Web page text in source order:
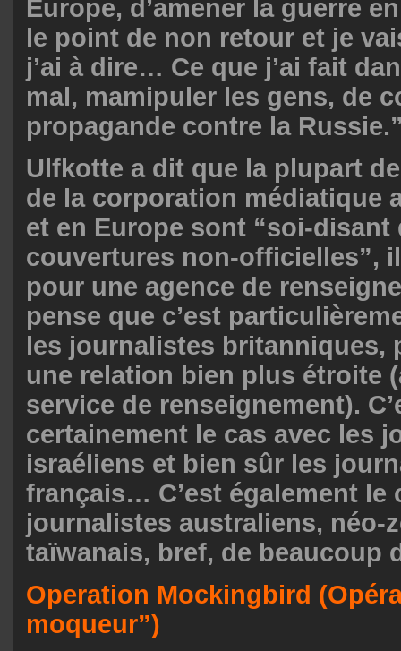
Europe, d’amener la guerre
le point de non retour et je
j’ai à dire… Ce que j’ai fait
mal, mamipuler les gens, de
propagande contre la
Ulfkotte a dit que la plupart
de la corporation médiatique
et en Europe sont “soi-disant
couvertures non-officielles”,
pour une agence de
pense que c’est
les journalistes britanniques,
une relation bien plus étroite
service de renseignement).
certainement le cas avec les
israéliens et bien sûr les
français… C’est également le
journalistes australiens, néo-
taïwanais, bref, de beaucoup
Operation Mockingbird
moqueur”)